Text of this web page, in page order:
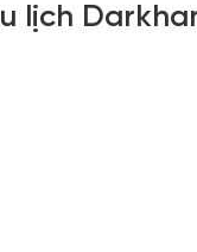
lịch